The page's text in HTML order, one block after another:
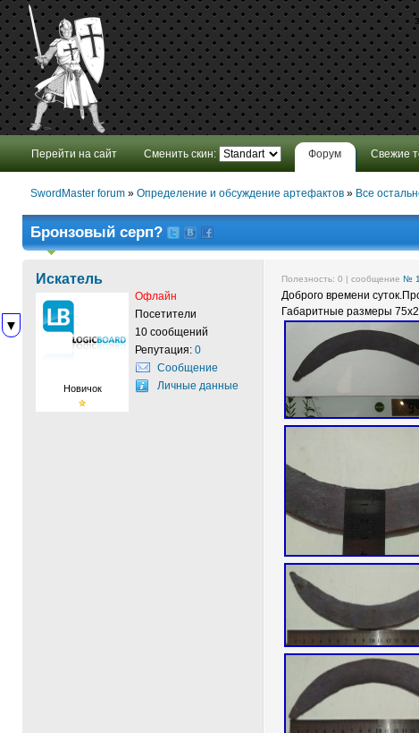
Перейти на сайт Сменить скин: Форум Свежие
SwordMaster forum » Определение и обсуждение артефактов » Все
Бронзовый серп?
Искатель
Новичок
Офлайн
Посетители
10 сообщений
Репутация: 0
Сообщение
Личные данные
Полезность: 0 | сообщение № 1
Доброго времени
Габаритные размеры
▼